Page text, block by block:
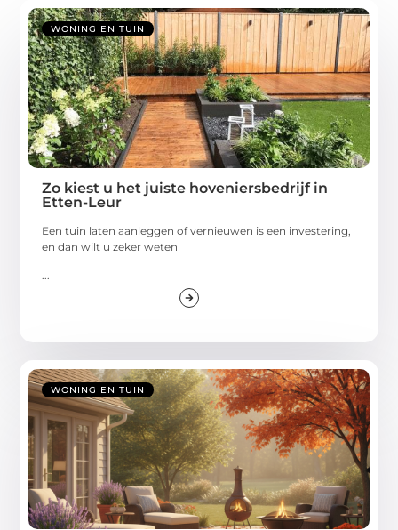
WONING EN TUIN
Zo kiest u het juiste hoveniersbedrijf in
Etten-Leur
Een tuin laten aanleggen of vernieuwen is een investering,
en dan wilt u zeker weten
...
WONING EN TUIN